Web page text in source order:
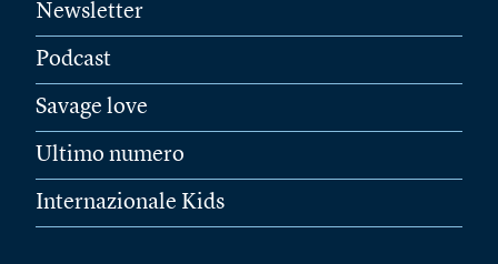
Newsletter
Podcast
Savage love
Ultimo numero
Internazionale Kids